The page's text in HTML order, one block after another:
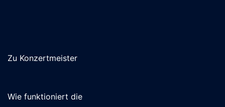
Zu Konzertmeister
Wie funktioniert die